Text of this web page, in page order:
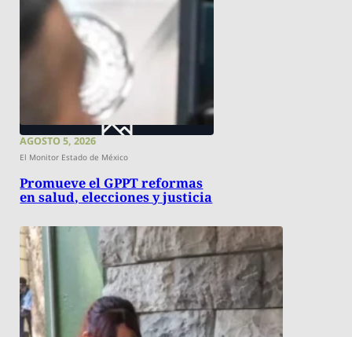
AGOSTO 5, 2026
El Monitor Estado de México
Promueve el GPPT reformas
en salud, elecciones y justicia